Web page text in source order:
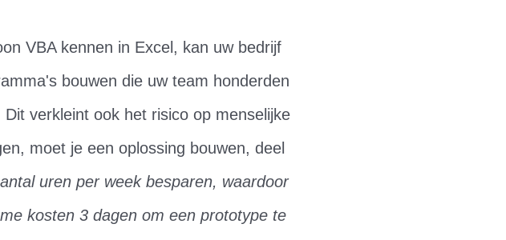
VBA kennen in Excel, kan uw bedrijf
bouwen die uw team honderden
verkleint ook het risico op menselijke
moet je een oplossing bouwen, deel
uren per week besparen, waardoor
kosten 3 dagen om een ​​prototype te